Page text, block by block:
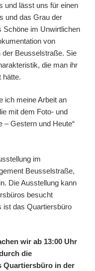
und lässt uns für einen
und das Grau der
Schöne im Unwirtlichen
von
der Beusselstraße. Sie
die man ihr
hätte.
ich meine Arbeit an
mit dem Foto- und
– Gestern und Heute“
im
Beusselstraße,
Die Ausstellung kann
besucht
ist das Quartiersbüro
wir ab 13:00 Uhr
die
Quartiersbüro in der